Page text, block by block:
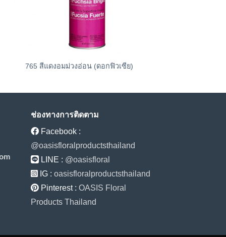
765 สีแดงอมม่วงอ่อน (ดอกฟิวเซีย)
ช่องทางการติดตาม
Facebook :
@oasisfloralproductsthailand
LINE : @oasisfloral
IG : oasisfloralproductsthailand
Pinterest : OASIS Floral
Products Thailand